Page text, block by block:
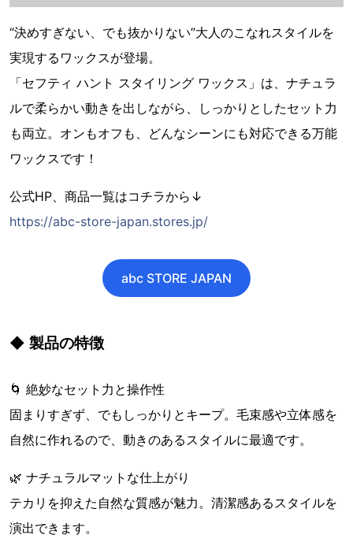
“決めすぎない、でも抜かりない”大人のこなれスタイルを
実現するワックスが登場。
「セフティ ハント スタイリング ワックス」は、ナチュラ
ルで柔らかい動きを出しながら、しっかりとしたセット力
も両立。オンもオフも、どんなシーンにも対応できる万能
ワックスです！
公式HP、商品一覧はコチラから↓
https://abc-store-japan.stores.jp/
abc STORE JAPAN
◆ 製品の特徴
🌀 絶妙なセット力と操作性
固まりすぎず、でもしっかりとキープ。毛束感や立体感を
自然に作れるので、動きのあるスタイルに最適です。
🌿 ナチュラルマットな仕上がり
テカリを抑えた自然な質感が魅力。清潔感あるスタイルを
演出できます。